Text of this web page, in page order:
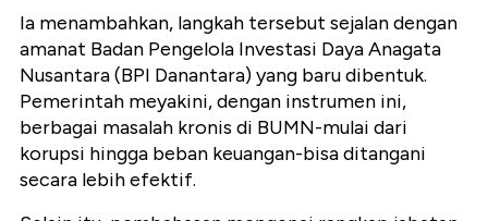
Ia menambahkan, langkah tersebut sejalan dengan
amanat Badan Pengelola Investasi Daya Anagata
Nusantara (BPI Danantara) yang baru dibentuk.
Pemerintah meyakini, dengan instrumen ini,
berbagai masalah kronis di BUMN-mulai dari
korupsi hingga beban keuangan-bisa ditangani
secara lebih efektif.